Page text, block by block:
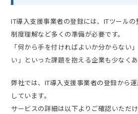
IT導入支援事業者の登録には、ITツールの
制度理解など多くの準備が必要です。
「何から手を付ければよいか分からない
い」といった課題を抱える企業も少なくあ
弊社では、IT導入支援事業者の登録から
しています。
サービスの詳細は以下よりご確認いただけ